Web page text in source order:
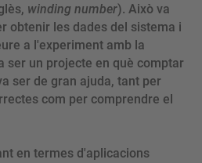
winding number). Això va
obtenir les dades del sistema i
a l'experiment amb la
ser un projecte en què comptar
ser de gran ajuda, tant per
com per comprendre el
en termes d'aplicacions